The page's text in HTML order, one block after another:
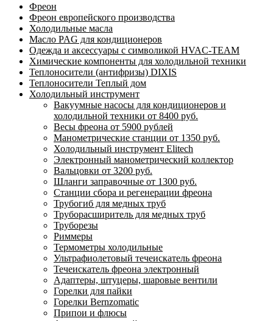
Фреон
Фреон европейского производства
Холодильные масла
Масло PAG для кондиционеров
Одежда и аксессуары с символикой HVAC-TEAM
Химические компоненты для холодильной техники
Теплоносители (антифризы) DIXIS
Теплоносители Теплый дом
Холодильный инструмент
Вакуумные насосы для кондиционеров и
холодильной техники от 8400 руб.
Весы фреона от 5900 рублей
Манометрические станции от 1350 руб.
Холодильный инструмент Elitech
Электронный манометрический коллектор
Вальцовки от 3200 руб.
Шланги заправочные от 1300 руб.
Станции сбора и регенерации фреона
Трубогиб для медных труб
Труборасширитель для медных труб
Труборезы
Риммеры
Термометры холодильные
Ультрафиолетовый течеискатель фреона
Течеискатель фреона электронный
Адаптеры, штуцеры, шаровые вентили
Горелки для пайки
Горелки Bernzomatic
Припои и флюсы